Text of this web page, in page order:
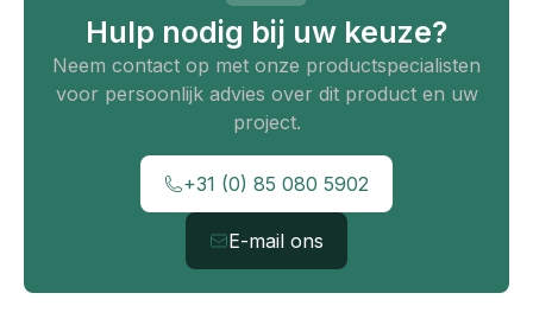
Hulp nodig bij uw keuze?
Neem contact op met onze productspecialisten
voor persoonlijk advies over dit product en uw
project.
+31 (0) 85 080 5902
E-mail ons